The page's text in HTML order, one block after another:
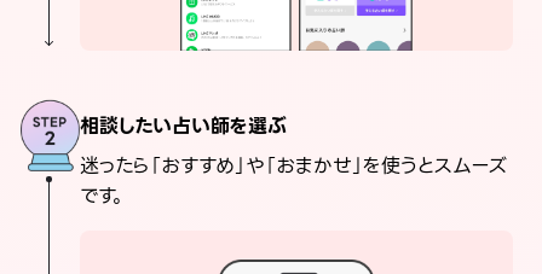
相談したい占い師を選ぶ
迷ったら「おすすめ」や「おまかせ」を使うとスムーズ
です。